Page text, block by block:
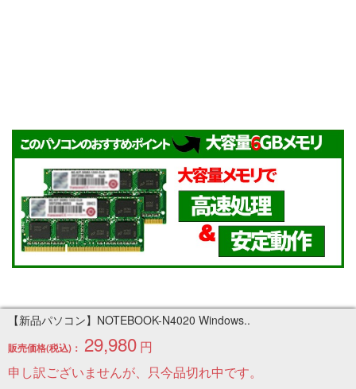
【新品パソコン】NOTEBOOK-N4020 Windows..
販売価格(税込)： 29,980 円
申し訳ございませんが、只今品切れ中です。